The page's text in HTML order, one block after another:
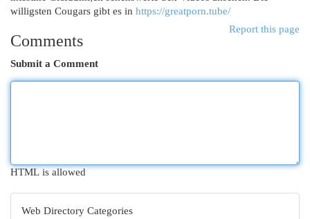
willigsten Cougars gibt es in https://greatporn.tube/
Report this page
Comments
Submit a Comment
HTML is allowed
Web Directory Categories